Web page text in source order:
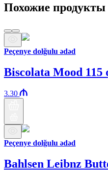
Похожие продукты
Peçenye dolğulu ədəd
Biscolata Mood 115
3.30
Peçenye dolğulu ədəd
Bahlsen Leibnz